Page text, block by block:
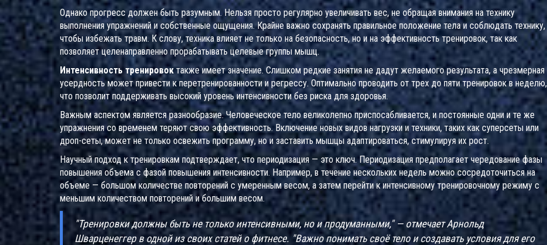
Однако прогресс должен быть разумным. Нельзя просто регулярно увеличивать вес, не обращая внимания на технику
выполнения упражнений и собственные ощущения. Крайне важно сохранять правильное положение тела и соблюдать технику,
чтобы избежать травм. К слову, техника влияет не только на безопасность, но и на эффективность тренировок, так как
позволяет целенаправленно прорабатывать целевые группы мышц.
Интенсивность тренировоктакже имеет значение. Слишком редкие занятия не дадут желаемого результата, а чрезмерная
усердность может привести к перетренированности и регрессу. Оптимально проводить от трех до пяти тренировок в неделю,
что позволит поддерживать высокий уровень интенсивности без риска для здоровья.
Важным аспектом является разнообразие. Человеческое тело великолепно приспосабливается, и постоянные одни и те же
упражнения со временем теряют свою эффективность. Включение новых видов нагрузки и техники, таких как суперсеты или
дроп-сеты, может не только освежить программу, но и заставить мышцы адаптироваться, стимулируя их рост.
Научный подход к тренировкам подтверждает, что периодизация — это ключ. Периодизация предполагает чередование фазы
повышения объема с фазой повышения интенсивности. Например, в течение нескольких недель можно сосредоточиться на
объеме — большом количестве повторений с умеренным весом, а затем перейти к интенсивному тренировочному режиму с
меньшим количеством повторений и большим весом.
"Тренировки должны быть не только интенсивными, но и продуманными," — отмечает Арнольд
Шварценеггер в одной из своих статей о фитнесе. "Важно понимать своё тело и создавать условия для его